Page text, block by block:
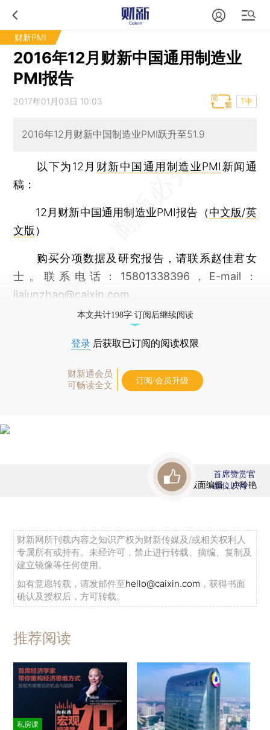
财新PMI
2016年12月财新中国通用制造业
PMI报告
2017年01月03日 10:03 T中
2016年12月财新中国制造业PMI跃升至51.9
以下为12月 财新中国通用制造业PMI 新闻通
稿：
12月财新中国通用制造业PMI报告（中文版/英
文版 ）
购买分项数据及研究报告，请联系赵佳君女
士。联系电话：15801338396，E-mail：
jiajunzhao@caixin.com
本文共计198字 订阅后继续阅读
登录 后获取已订阅的阅读权限
财新通会员
可畅读全文
订阅/会员升级
版面编辑：卢玲艳
首席赞赏官
虚位以待
财新网所刊载内容之知识产权为财新传媒及/或相关权利人
专属所有或持有。未经许可，禁止进行转载、摘编、复制及
建立镜像等任何使用。
如有意愿转载，请发邮件至hello@caixin.com ，获得书面
确认及授权后，方可转载。
推荐阅读
私房课